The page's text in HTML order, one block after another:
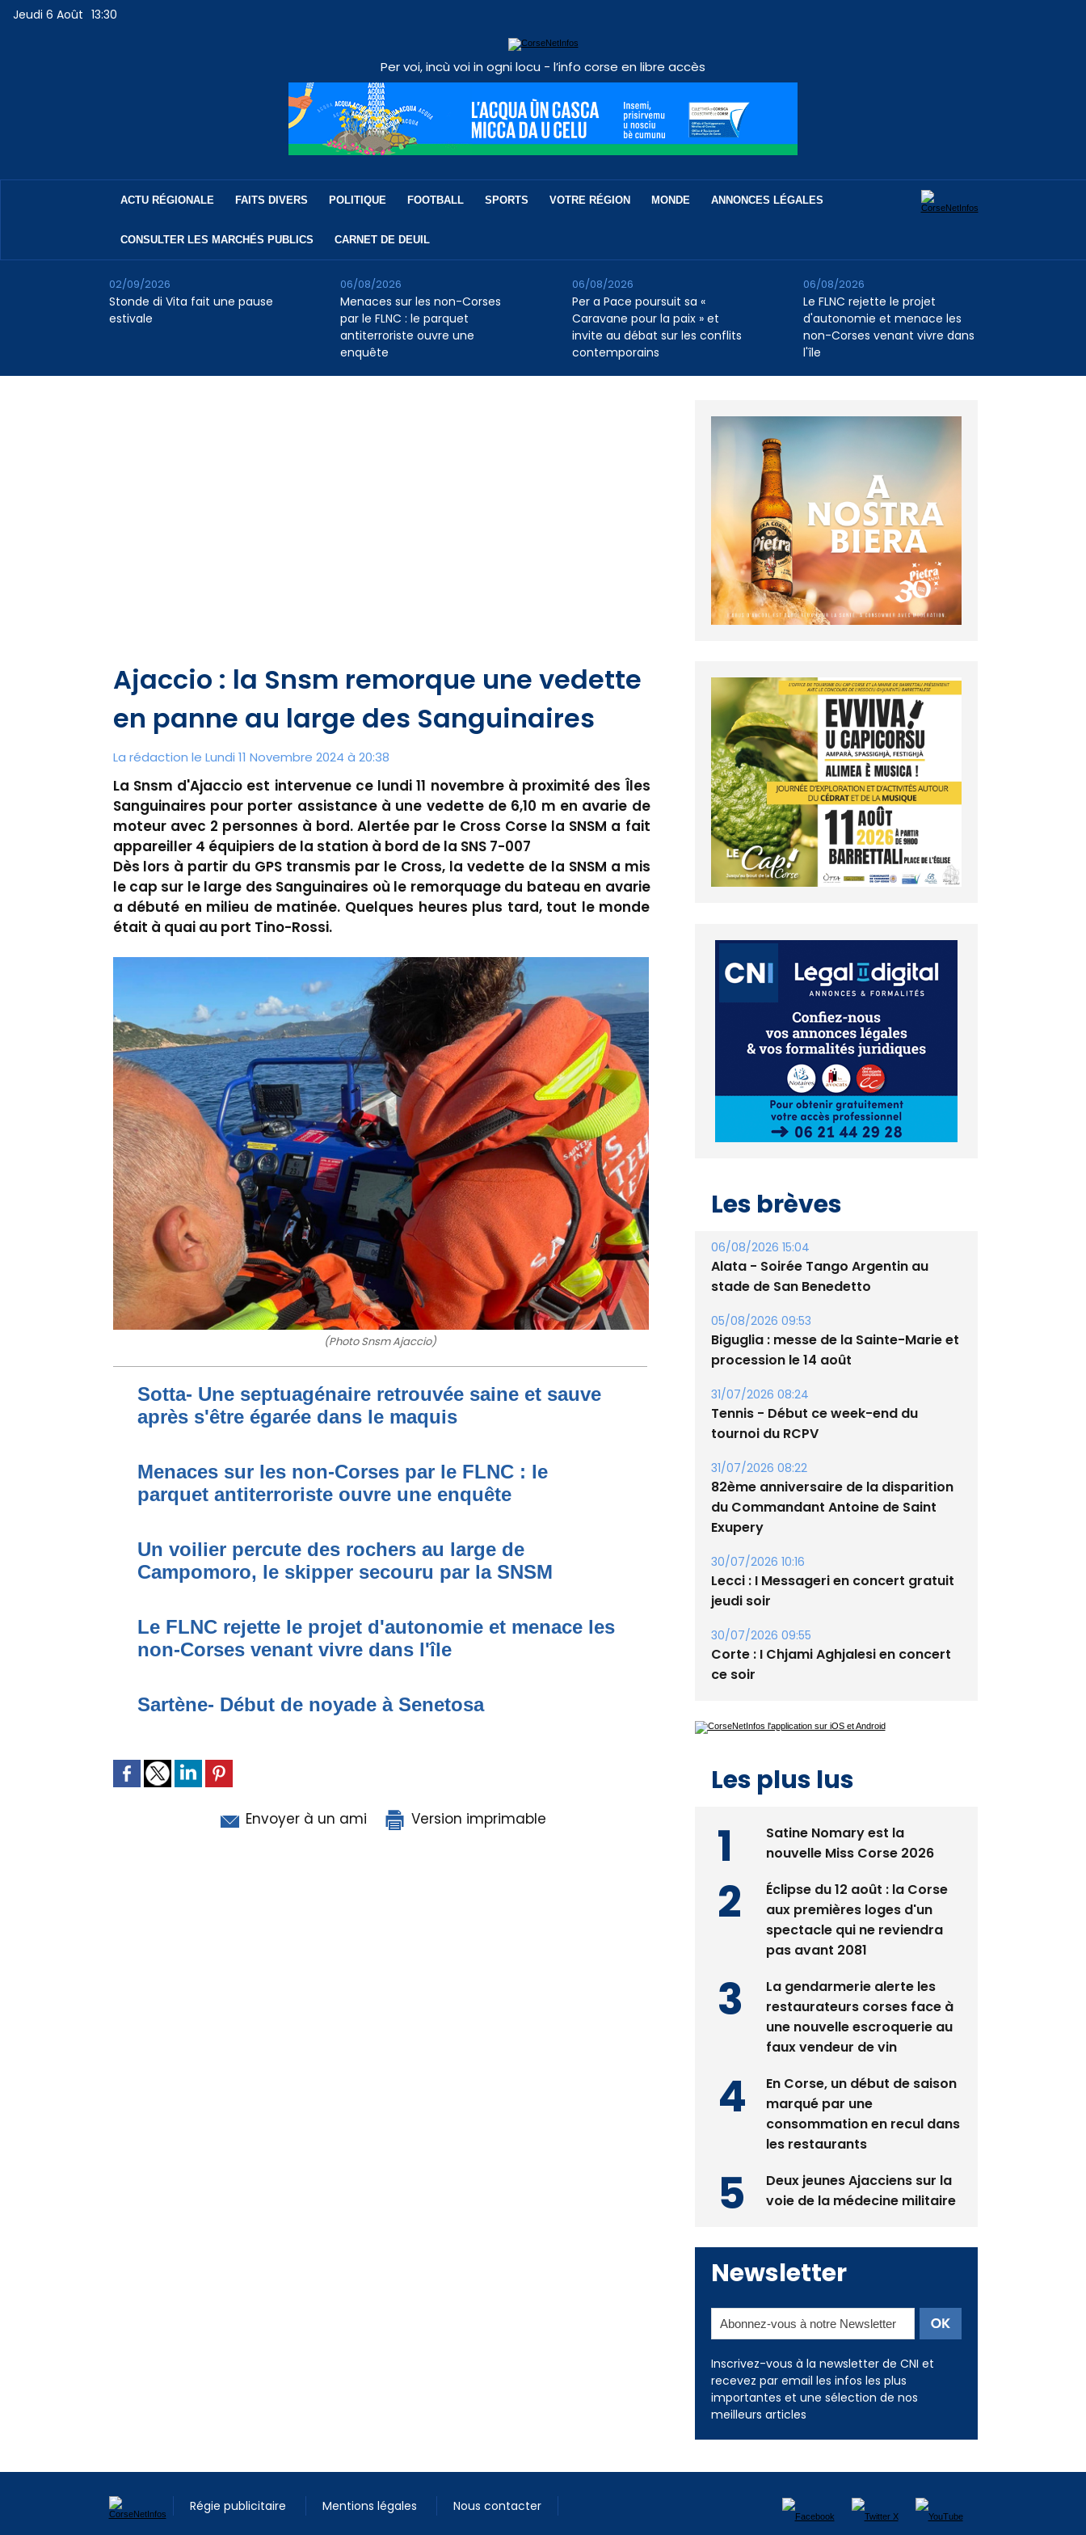
Jeudi 6 Août 13:30
Per voi, incù voi in ogni locu - l’info corse en libre accès
ACTU RÉGIONALE FAITS DIVERS POLITIQUE FOOTBALL SPORTS VOTRE RÉGION MONDE ANNONCES LÉGALES
CONSULTER LES MARCHÉS PUBLICS CARNET DE DEUIL
Stonde di Vita fait une pause
estivale
02/09/2026
Menaces sur les non-Corses
par le FLNC : le parquet
antiterroriste ouvre une
enquête
06/08/2026
Per a Pace poursuit sa «
Caravane pour la paix » et
invite au débat sur les conflits
contemporains
06/08/2026
Le FLNC rejette le projet
d'autonomie et menace les
non-Corses venant vivre dans
l'île
06/08/2026
Ajaccio : la Snsm remorque une vedette
en panne au large des Sanguinaires
La rédaction le Lundi 11 Novembre 2024 à 20:38
La Snsm d'Ajaccio est intervenue ce lundi 11 novembre à proximité des Îles
Sanguinaires pour porter assistance à une vedette de 6,10 m en avarie de
moteur avec 2 personnes à bord. Alertée par le Cross Corse la SNSM a fait
appareiller 4 équipiers de la station à bord de la SNS 7-007
Dès lors à partir du GPS transmis par le Cross, la vedette de la SNSM a mis
le cap sur le large des Sanguinaires où le remorquage du bateau en avarie
a débuté en milieu de matinée. Quelques heures plus tard, tout le monde
était à quai au port Tino-Rossi.
(Photo Snsm Ajaccio)
Sotta- Une septuagénaire retrouvée saine et sauve
après s'être égarée dans le maquis
Menaces sur les non-Corses par le FLNC : le
parquet antiterroriste ouvre une enquête
Un voilier percute des rochers au large de
Campomoro, le skipper secouru par la SNSM
Le FLNC rejette le projet d'autonomie et menace les
non-Corses venant vivre dans l'île
Sartène- Début de noyade à Senetosa
Envoyer à un ami Version imprimable
06/08/2026 15:04
stade de San Benedetto
05/08/2026 09:53
procession le 14 août
31/07/2026 08:24
tournoi du RCPV
31/07/2026 08:22
du Commandant Antoine de Saint
Exupery
30/07/2026 10:16
jeudi soir
30/07/2026 09:55
ce soir
Éclipse du 12 août : la Corse
spectacle qui ne reviendra
pas avant 2081
La gendarmerie alerte les
une nouvelle escroquerie au
faux vendeur de vin
En Corse, un début de saison
consommation en recul dans
les restaurants
Deux jeunes Ajacciens sur la
Inscrivez-vous à la newsletter de CNI et
recevez par email les infos les plus
importantes et une sélection de nos
meilleurs articles
Régie publicitaire Mentions légales Nous contacter